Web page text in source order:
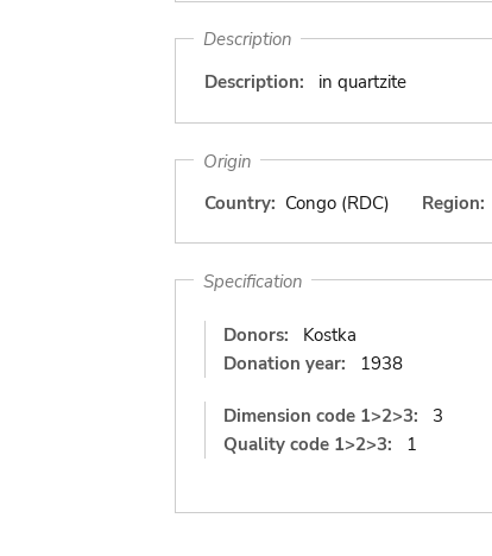
Description
Description:
in quartzite
Origin
Country: Congo (RDC) Region:
Specification
Donors:
Kostka
Donation year:
1938
Dimension code 1>2>3:
3
Quality code 1>2>3:
1